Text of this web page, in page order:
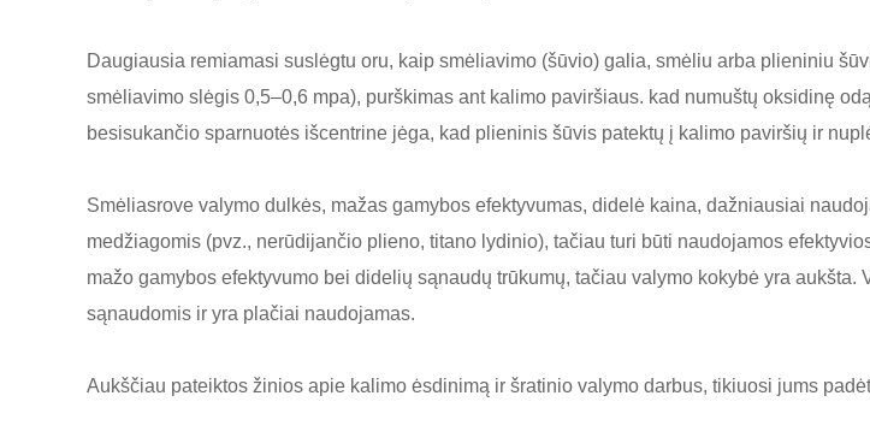
Daugiausia remiamasi suslėgtu oru, kaip smėliavimo (šūvio) galia, smėliu arba plieniniu
smėliavimo slėgis 0,5–0,6 mpa), purškimas ant kalimo paviršiaus. kad numuštų oksidinę
besisukančio sparnuotės išcentrine jėga, kad plieninis šūvis patektų į kalimo paviršių ir
Smėliasrove valymo dulkės, mažas gamybos efektyvumas, didelė kaina, dažniausiai
medžiagomis (pvz., nerūdijančio plieno, titano lydinio), tačiau turi būti naudojamos
mažo gamybos efektyvumo bei didelių sąnaudų trūkumų, tačiau valymo kokybė yra
sąnaudomis ir yra plačiai naudojamas.
Aukščiau pateiktos žinios apie kalimo ėsdinimą ir šratinio valymo darbus, tikiuosi jums